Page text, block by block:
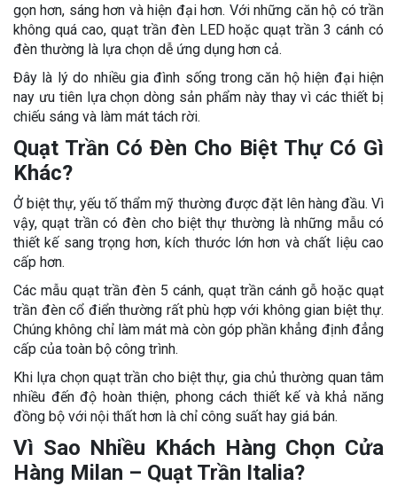
gọn hơn, sáng hơn và hiện đại hơn. Với những căn hộ có trần
không quá cao, quạt trần đèn LED hoặc quạt trần 3 cánh có
đèn thường là lựa chọn dễ ứng dụng hơn cả.
Đây là lý do nhiều gia đình sống trong căn hộ hiện đại hiện
nay ưu tiên lựa chọn dòng sản phẩm này thay vì các thiết bị
chiếu sáng và làm mát tách rời.
Quạt Trần Có Đèn Cho Biệt Thự Có Gì
Khác?
Ở biệt thự, yếu tố thẩm mỹ thường được đặt lên hàng đầu. Vì
vậy, quạt trần có đèn cho biệt thự thường là những mẫu có
thiết kế sang trọng hơn, kích thước lớn hơn và chất liệu cao
cấp hơn.
Các mẫu quạt trần đèn 5 cánh, quạt trần cánh gỗ hoặc quạt
trần đèn cổ điển thường rất phù hợp với không gian biệt thự.
Chúng không chỉ làm mát mà còn góp phần khẳng định đẳng
cấp của toàn bộ công trình.
Khi lựa chọn quạt trần cho biệt thự, gia chủ thường quan tâm
nhiều đến độ hoàn thiện, phong cách thiết kế và khả năng
đồng bộ với nội thất hơn là chỉ công suất hay giá bán.
Vì Sao Nhiều Khách Hàng Chọn Cửa
Hàng Milan – Quạt Trần Italia?